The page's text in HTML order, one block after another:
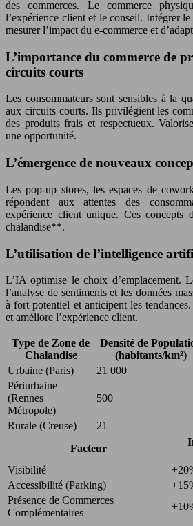
des commerces. Le commerce
l’expérience client et le conseil. Intégrer
mesurer l’impact du e-commerce et
L’importance du commerce de
circuits courts
Les consommateurs sont sensibles à la
aux circuits courts. Ils privilégient les
des produits frais et respectueux.
une opportunité.
L’émergence de nouveaux
Les pop-up stores, les espaces de
répondent aux attentes des
expérience client unique. Ces concepts
chalandise**.
L’utilisation de l’intelligence
L’IA optimise le choix d’emplacement.
l’analyse de sentiments et les données
à fort potentiel et anticipent les
et améliore l’expérience client.
Type de Zone de
Chalandise
Densité de
(habitants/km²)
Urbaine (Paris)
21 000
Périurbaine
(Rennes
Métropole)
500
Rurale (Creuse) 21
Facteur
Visibilité
Accessibilité (Parking)
Présence de Commerces
Complémentaires